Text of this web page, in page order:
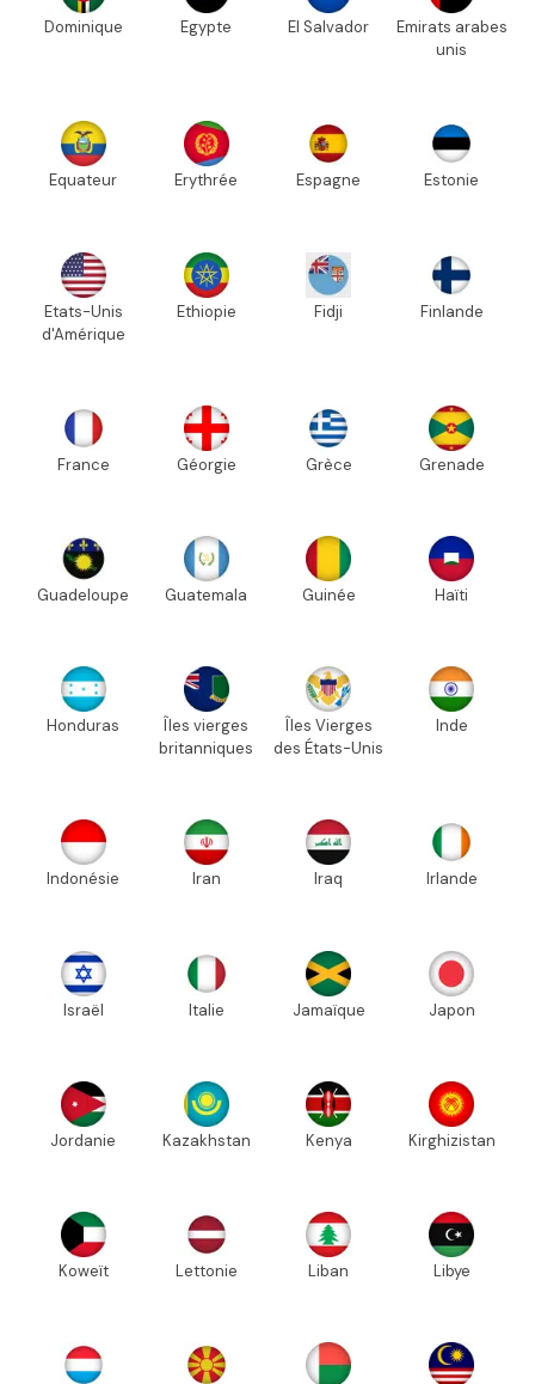
Dominique Egypte El Salvador
Emirats arabes
unis
Equateur Erythrée Espagne Estonie
Etats-Unis
d'Amérique
Ethiopie Fidji Finlande
France Géorgie Grèce Grenade
Guadeloupe Guatemala Guinée Haïti
Honduras
Îles vierges
britanniques
Îles Vierges
des États-Unis
Inde
Indonésie Iran Iraq Irlande
Israël Italie Jamaïque Japon
Jordanie Kazakhstan Kenya Kirghizistan
Koweït Lettonie Liban Libye